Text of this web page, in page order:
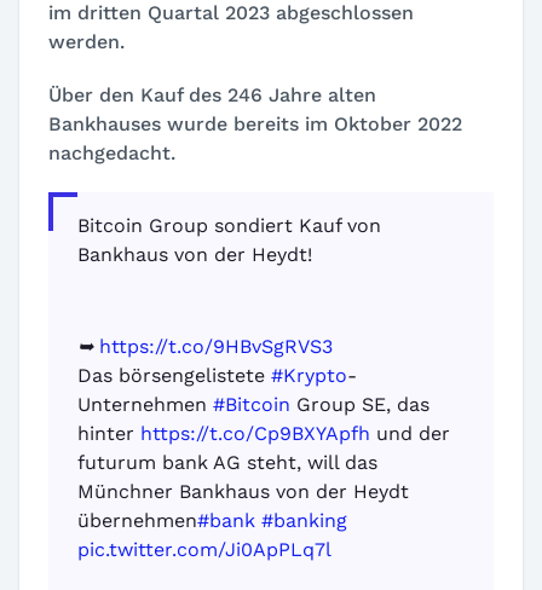
im dritten Quartal 2023 abgeschlossen
werden.
Über den Kauf des 246 Jahre alten
Bankhauses wurde bereits im Oktober 2022
nachgedacht.
Bitcoin Group sondiert Kauf von
Bankhaus von der Heydt!
➥ https://t.co/9HBvSgRVS3
Das börsengelistete #Krypto-
Unternehmen #Bitcoin Group SE, das
hinter https://t.co/Cp9BXYApfh und der
futurum bank AG steht, will das
Münchner Bankhaus von der Heydt
übernehmen#bank #banking
pic.twitter.com/Ji0ApPLq7l